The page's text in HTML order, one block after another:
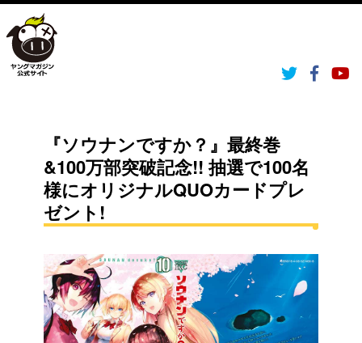
『ソウナンですか？』最終巻
&100万部突破記念!! 抽選で100名
様にオリジナルQUOカードプレ
ゼント!